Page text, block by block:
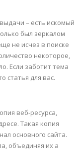
– есть искомый
был зеркалом
не исчез в поиске
некоторое,
Если заботит тема
статья для вас.
веб-ресурса,
Такая копия
основного сайта.
объединяя их а